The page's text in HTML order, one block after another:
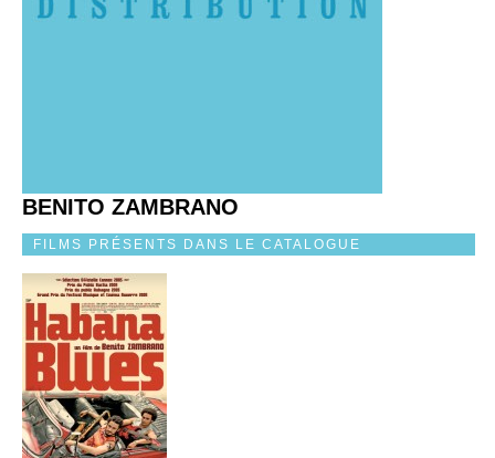
BENITO ZAMBRANO
FILMS PRÉSENTS DANS LE CATALOGUE